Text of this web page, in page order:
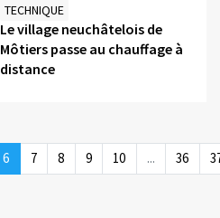
TECHNIQUE
Le village neuchâtelois de
Môtiers passe au chauffage à
distance
6 7 8 9 10 ... 36